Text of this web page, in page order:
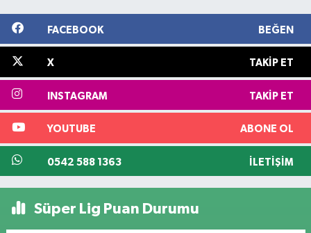
FACEBOOK BEĞEN
X TAKIP ET
INSTAGRAM TAKIP ET
YOUTUBE ABONE OL
0542 588 1363 İLETIŞIM
Süper Lig Puan Durumu